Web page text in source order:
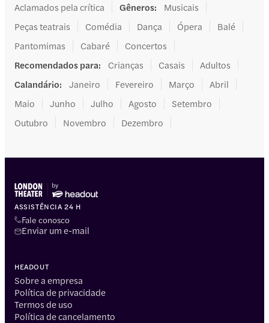
Aclamados pela crítica
Gêneros:
Musicais
Peças teatrais
Comédia Dança Ópera
Balé
Pantomimas
Cabaré
Concertos
Recomendados para: Crianças Casais
Adultos
Calandário: Janeiro Fevereiro Março
Abril
Maio
Junho Julho Agosto
Setembro
Outubro
Novembro Dezembro
ASSISTÊNCIA 24 H
Fale conosco
Enviar um e-mail
HEADOUT
Sobre a empresa
Política de privacidade
Termos de uso
Política de cancelamento